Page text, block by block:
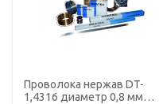
Проволока нержав DT-
1,4316 диаметр 0,8 мм